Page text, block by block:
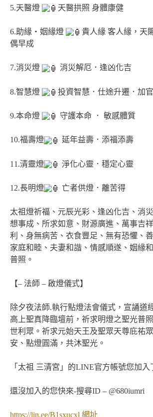
5.天醫燈 天醫拱照 身體康健
6.助緣‧姻緣燈
貴人緣 客人緣，天
偶早成
7.消災燈 消災解厄．逢凶化吉
8.智慧燈 投資智慧．仕途升遷．加
9.本命燈 守護本命 ． 敏感體質
10.福壽燈 延年益壽．添福添壽
11.清靈燈 淨化心靈．穩定心靈
12.長明燈 亡者供燈．離苦得
太祖燈祈福、元辰光彩、逢凶化吉、消
想事成、所求如意、財源廣進、萬事吉
利、身無病苦、衣食豐足、無有恐懼、
家庭和睦、夫妻和諧、情感順遂、姻緣
普照。
【– 法師 – 啟燈儀式】
除夕夜法師.執行點燈法會儀式，宣誦道
高上聖真降臨壇前，祈求明燈之聖光普
世利眾。祈求元始天王及聖眾天尊庇祐
安、點燈圓滿，共沐聖光。
「太祖 三清宮」的LINE官方帳號您加入
還沒加入的您快來-搜尋ID – @680iumri
https://lin.ee/B1sxucxl 網址